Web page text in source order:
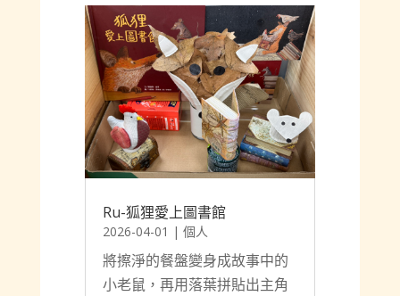
Ru-狐狸愛上圖書館
2026-04-01 | 個人
將擦淨的餐盤變身成故事中的
小老鼠，再用落葉拼貼出主角